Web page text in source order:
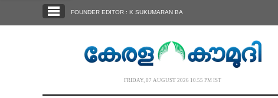
NOTIFIED NEWS
FOUNDER EDITOR : K SUKUMARAN BA
FRIDAY, 07 AUGUST 2026 10.55 PM IST